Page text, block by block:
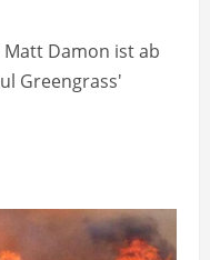
Damon ist ab
Greengrass'